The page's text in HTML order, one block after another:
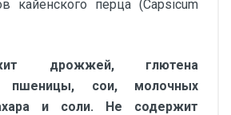
кайенского перца (Capsicum
дрожжей, глютена
пшеницы, сои, молочных
и соли. Не содержит